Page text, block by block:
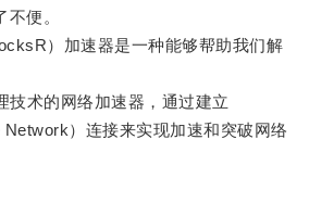
便。
）加速器是一种能够帮助我们解
术的网络加速器，通过建立
）连接来实现加速和突破网络